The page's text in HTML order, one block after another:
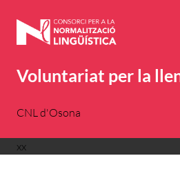
Voluntariat per la
CNL d'Osona
xx